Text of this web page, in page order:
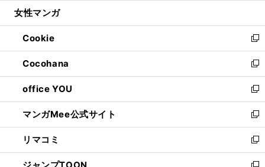
開
く
ウ
で
開
く
ン
ド
ウ
で
開
く
し
ウ
ィ
ン
ド
ウ
で
開
く
女性マンガ
Cookie
新
し
い
ウ
ィ
ン
ド
ウ
で
開
く
Cocohana
新
し
い
ウ
ィ
ン
ド
ウ
office YOU
新
し
い
ウ
ィ
ン
マンガMee公式サイト
新
し
い
ウ
リマコミ
新
し